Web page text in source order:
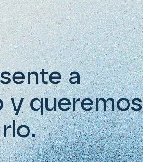
a
y queremos